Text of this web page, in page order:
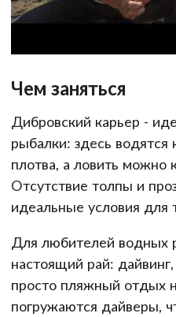
Чем заняться
Дибровский карьер -
рыбалки: здесь водятся
плотва, а ловить можно
Отсутствие толпы и
идеальные условия для
Для любителей водных
настоящий рай:
просто пляжный отдых
погружаются дайверы,